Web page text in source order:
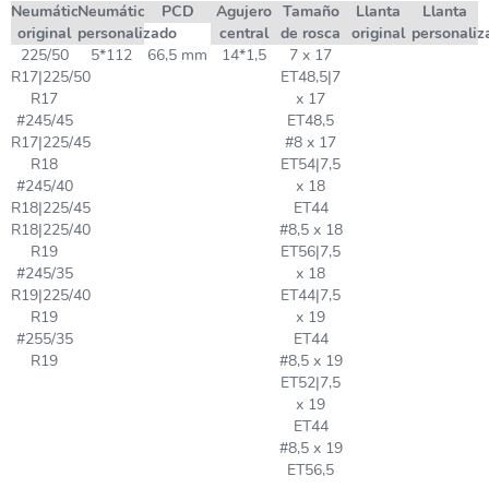
Neumático
original
Neumático
personalizado
PCD
Agujero
central
Tamaño
de rosca
Llanta
original
Llanta
225/50
R17|225/50
R17
#245/45
R17|225/45
R18
#245/40
R18|225/45
R18|225/40
R19
#245/35
R19|225/40
R19
#255/35
R19
5*112 66,5 mm 14*1,5
7 x 17
ET48,5|7
x 17
ET48,5
#8 x 17
ET54|7,5
x 18
ET44
#8,5 x 18
ET56|7,5
x 18
ET44|7,5
x 19
ET44
#8,5 x 19
ET52|7,5
x 19
ET44
#8,5 x 19
ET56,5